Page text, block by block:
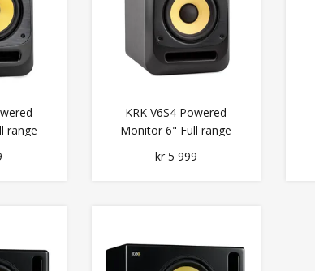
range
KRK V6S4 Powered
Monitor 6" Full range
Reference
kr 5 999